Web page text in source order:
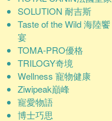
SOLUTION 耐吉斯
Taste of the Wild 海陸饗
宴
TOMA-PRO優格
TRILOGY奇境
Wellness 寵物健康
Ziwipeak巔峰
寵愛物語
博士巧思